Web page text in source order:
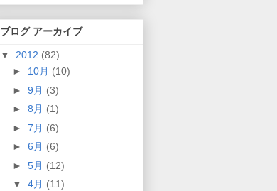
ブログ アーカイブ
▼ 2012 (82)
► 10月 (10)
► 9月 (3)
► 8月 (1)
► 7月 (6)
► 6月 (6)
► 5月 (12)
▼ 4月 (11)